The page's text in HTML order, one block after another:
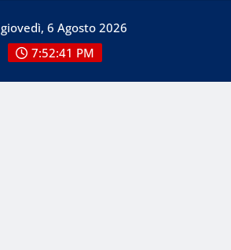
giovedì, 6 Agosto 2026
7:52:41 PM